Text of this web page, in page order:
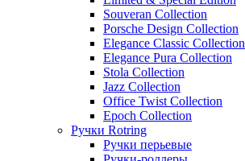
Souveran Collection
Porsche Design Collection
Elegance Classic Collection
Elegance Pura Collection
Stola Collection
Jazz Collection
Office Twist Collection
Epoch Collection
Ручки Rotring
Ручки перьевые